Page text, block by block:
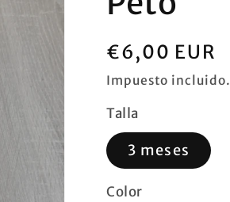
Precio
habitual
€6,00 EUR
Impuesto incluido.
Talla
3 meses
Color